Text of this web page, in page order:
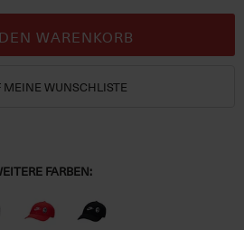
WARENKORB
MEINE WUNSCHLISTE
FARBEN: